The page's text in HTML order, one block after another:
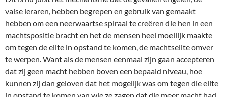
valse leraren, hebben begrepen en gebruik van gemaakt
hebben om een neerwaartse spiraal te creëren die hen in een
machtspositie bracht en het de mensen heel moeilijk maakte
om tegen de elite in opstand te komen, de machtselite omver
te werpen. Want als de mensen eenmaal zijn gaan accepteren
dat zij geen macht hebben boven een bepaald niveau, hoe
kunnen zij dan geloven dat het mogelijk was om tegen die elite